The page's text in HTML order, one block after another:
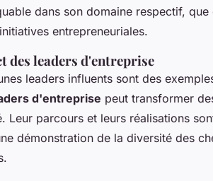
dans son domaine respectif,
entrepreneuriales.
des leaders d'entreprise
leaders influents sont des
d'entreprise peut transformer
Leur parcours et leurs réalisations
démonstration de la diversité des